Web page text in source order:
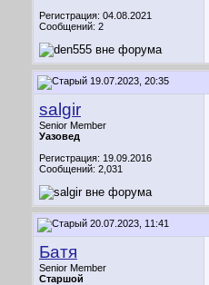
Регистрация: 04.08.2021
Сообщений: 2
19.07.2023, 20:35
salgir
Senior Member
Уазовед
Регистрация: 19.09.2016
Сообщений: 2,031
20.07.2023, 11:41
Батя
Senior Member
Старшой